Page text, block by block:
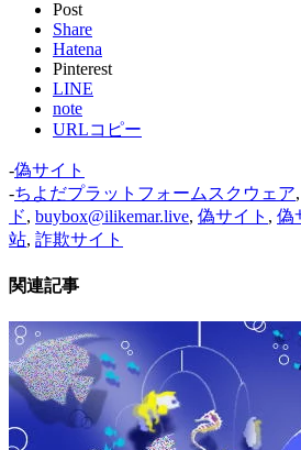
Post
Share
Hatena
Pinterest
LINE
note
URLコピー
-偽サイト
-ちよだプラットフォームスクウェア,
ド, buybox@ilikemar.live, 偽サイト , 偽
站, 詐欺サイト
関連記事